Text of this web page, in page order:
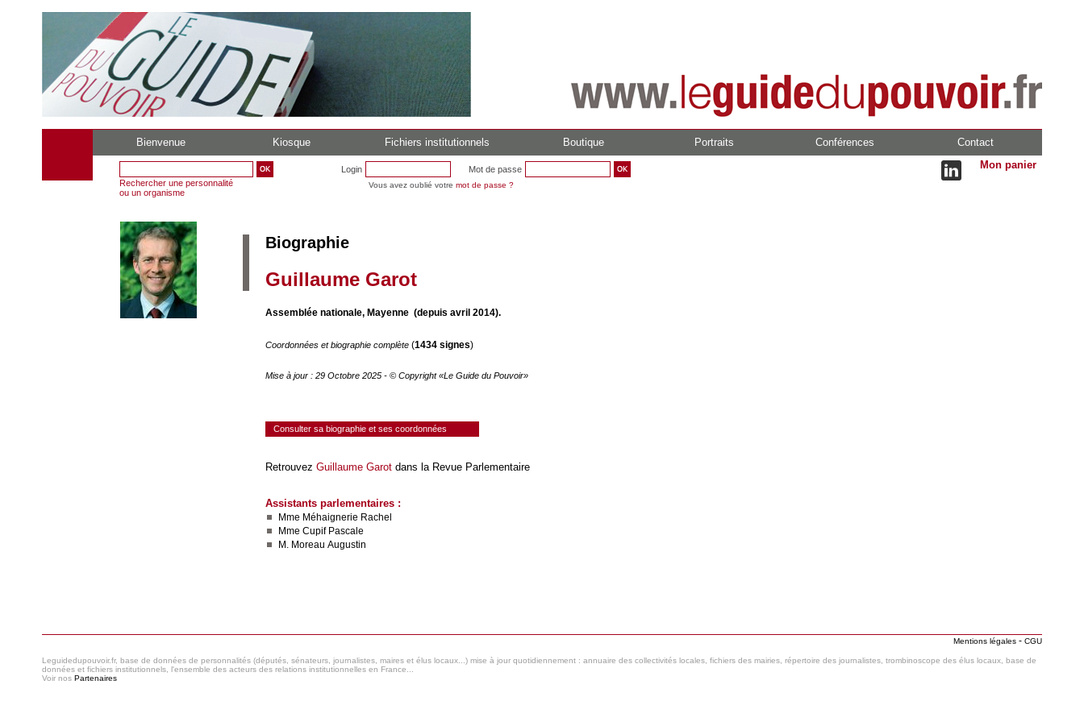
Bienvenue Kiosque Fichiers institutionnels Boutique Portraits Conférences Contact
Rechercher une personnalité
ou un organisme
Login Mot de passe
Vous avez oublié votre mot de passe ?
Mon panier
Biographie
Guillaume Garot
Assemblée nationale, Mayenne (depuis avril 2014).
Coordonnées et biographie complète (1434 signes)
Mise à jour : 29 Octobre 2025 - © Copyright «Le Guide du Pouvoir»
Consulter sa biographie et ses coordonnées
Retrouvez Guillaume Garot dans la Revue Parlementaire
Assistants parlementaires :
Mme Méhaignerie Rachel
Mme Cupif Pascale
M. Moreau Augustin
Mentions légales - CGU
Leguidedupouvoir.fr, base de données de personnalités (députés, sénateurs, journalistes, maires et élus locaux...) mise à jour quotidiennement : annuaire des collectivités locales, fichiers des mairies, répertoire des journalistes, trombinoscope des élus locaux, base de
données et fichiers institutionnels, l'ensemble des acteurs des relations institutionnelles en France...
Voir nos Partenaires